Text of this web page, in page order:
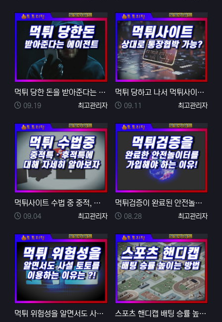
먹튀 당한 돈을 받아준다는 통장협박 에이전트의 실체
등록자
최고관리자
등록일
09.19
먹튀 당하고 나서 먹튀사이트 상대로 통장 협박이 가능할…
등록자
최고관리자
등록일
09.11
먹튀사이트 수법 중 중적, 후적이 무엇이며 먹튀 피해를…
등록자
최고관리자
등록일
09.04
먹튀검증이 완료된 안전놀이터만을 가입해야 하는 이유
등록자
최고관리자
등록일
08.28
먹튀 위험성을 알면서도 사설 토토를 이용하는 이유를 알… 스포츠 핸디캡 배팅 승률 높이는 방법